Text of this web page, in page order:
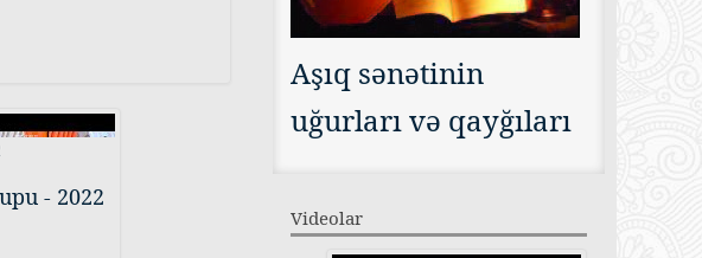
- 2022
Aşıq sənətinin
uğurları və qayğıları
Videolar